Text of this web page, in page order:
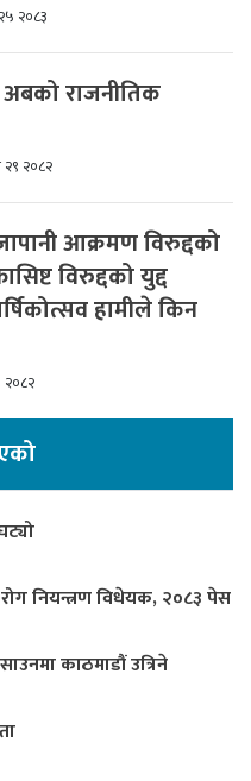
२०८३
राजनीतिक
२९ २०८२
आक्रमण विरुद्दको
विरुद्दको युद्द
हामीले किन
नियन्त्रण विधेयक, २०८३ पेस
काठमाडौं उत्रिने